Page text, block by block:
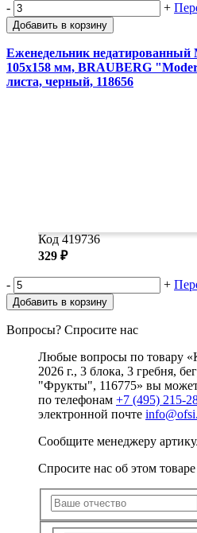
- +
Добавить в корзину
Еженедельник
105х158 мм, BRAUBERG
листа, черный, 118656
Код 419736
329 ₽
- +
Добавить в корзину
Вопросы? Спросите нас
Любые вопросы по товару
2026 г., 3 блока, 3 гребня,
"Фрукты", 116775» вы
по телефонам +7 (495) 215-
электронной почте
Сообщите менеджеру
Спросите нас об этом